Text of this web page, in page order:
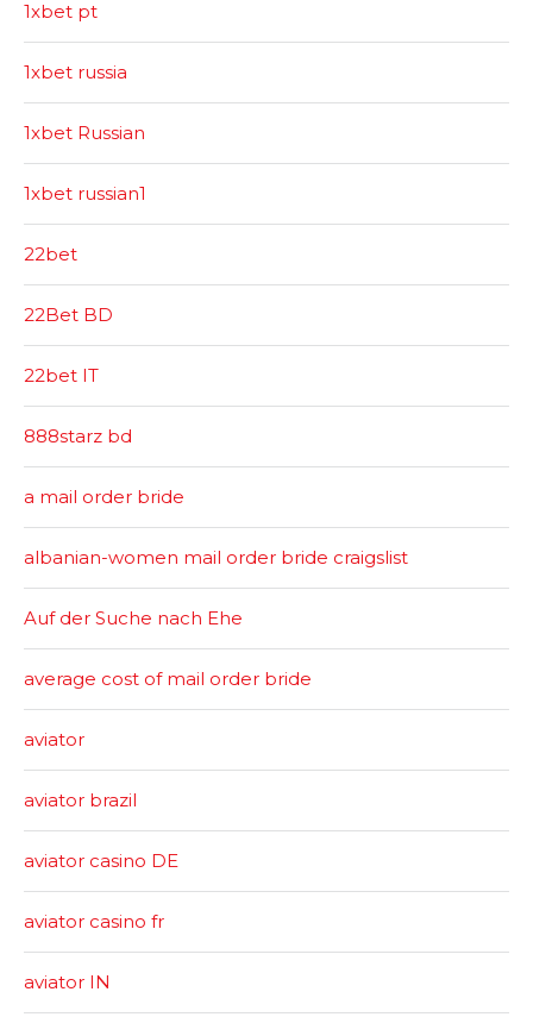
1xbet pt
1xbet russia
1xbet Russian
1xbet russian1
22bet
22Bet BD
22bet IT
888starz bd
a mail order bride
albanian-women mail order bride craigslist
Auf der Suche nach Ehe
average cost of mail order bride
aviator
aviator brazil
aviator casino DE
aviator casino fr
aviator IN